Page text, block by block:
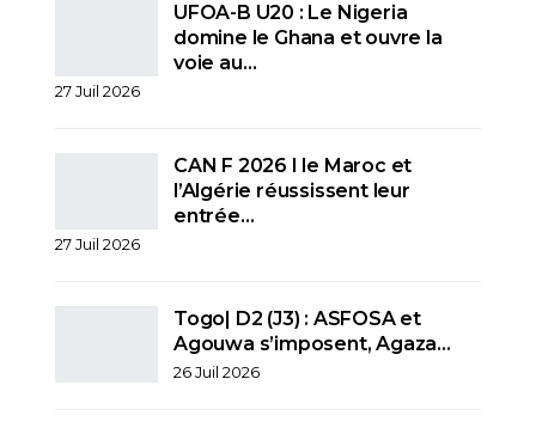
UFOA-B U20 : Le Nigeria
domine le Ghana et ouvre la
voie au…
27 Juil 2026
CAN F 2026 I le Maroc et
l’Algérie réussissent leur
entrée…
27 Juil 2026
Togo| D2 (J3) : ASFOSA et
Agouwa s’imposent, Agaza…
26 Juil 2026